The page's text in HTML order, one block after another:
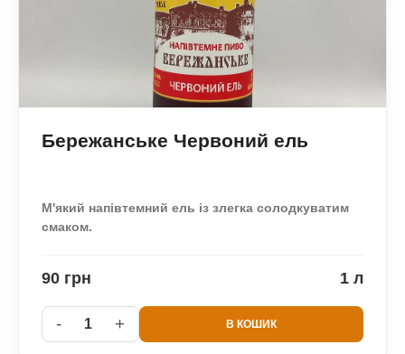
Бережанське Червоний ель
М'який напівтемний ель із злегка солодкуватим
смаком.
90 грн 1 л
- 1 + В КОШИК